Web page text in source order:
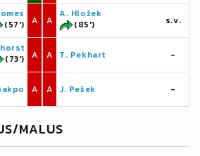
(57')
A
(73')
A
A
A
A. Hložek
(85')
s.v.
A T. Pekhart -
A J. Pešek -
MALUS